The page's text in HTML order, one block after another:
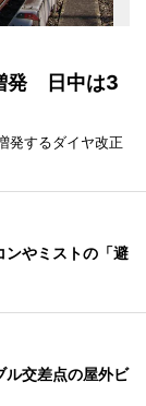
発 日中は3
発するダイヤ改正
ンやミストの「避
ル交差点の屋外ビ